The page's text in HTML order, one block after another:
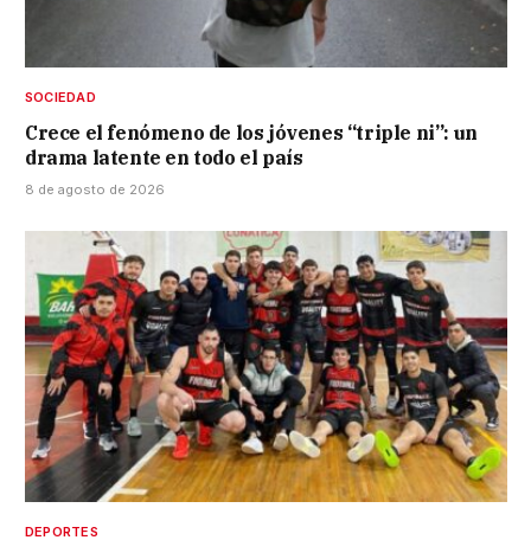
SOCIEDAD
Crece el fenómeno de los jóvenes “triple ni”: un
drama latente en todo el país
8 de agosto de 2026
DEPORTES